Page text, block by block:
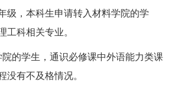
级，本科生申请转入材料学院的学
工科相关专业。
院的学生，通识必修课中外语能力类课
没有不及格情况。